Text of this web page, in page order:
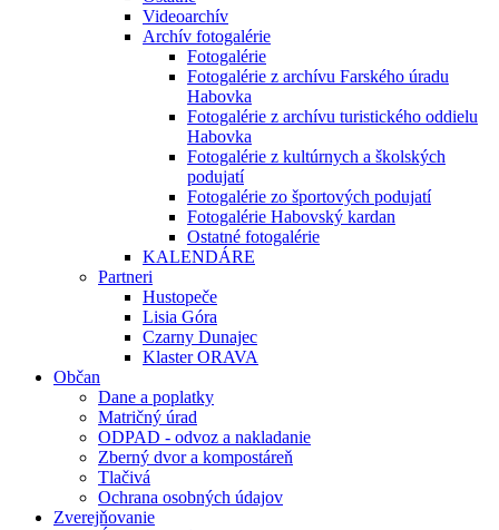
Videoarchív
Archív fotogalérie
Fotogalérie
Fotogalérie z archívu Farského úradu
Habovka
Fotogalérie z archívu turistického oddielu
Habovka
Fotogalérie z kultúrnych a školských
podujatí
Fotogalérie zo športových podujatí
Fotogalérie Habovský kardan
Ostatné fotogalérie
KALENDÁRE
Partneri
Hustopeče
Lisia Góra
Czarny Dunajec
Klaster ORAVA
Občan
Dane a poplatky
Matričný úrad
ODPAD - odvoz a nakladanie
Zberný dvor a kompostáreň
Tlačivá
Ochrana osobných údajov
Zverejňovanie